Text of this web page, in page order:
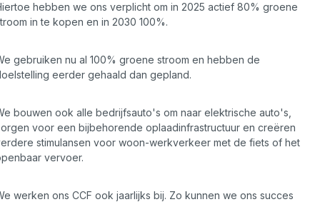
hebben we ons verplicht om in 2025 actief 80% groene
in te kopen en in 2030 100%.
gebruiken nu al 100% groene stroom en hebben de
eerder gehaald dan gepland.
bouwen ook alle bedrijfsauto's om naar elektrische auto's,
voor een bijbehorende oplaadinfrastructuur en creëren
stimulansen voor woon-werkverkeer met de fiets of het
vervoer.
werken ons CCF ook jaarlijks bij. Zo kunnen we ons succes